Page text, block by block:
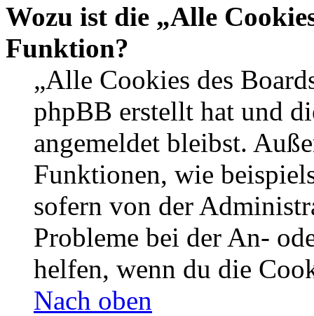
Wozu ist die „Alle
Funktion?
„Alle Cookies des
phpBB erstellt hat und
angemeldet bleibst.
Funktionen, wie
sofern von der
Probleme bei der An-
helfen, wenn du die
Nach oben